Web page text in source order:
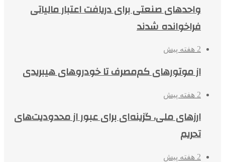
واحدهای صنعتی برای دریافت اعتبار مالیاتی
فراخوانده شدند
2 هفته پیش
از موتورهای کم‌مصرف تا خودروهای هیبریدی
2 هفته پیش
ارزهای ملی، گزینه‌ای برای عبور از محدودیت‌های
تحریم
2 هفته پیش